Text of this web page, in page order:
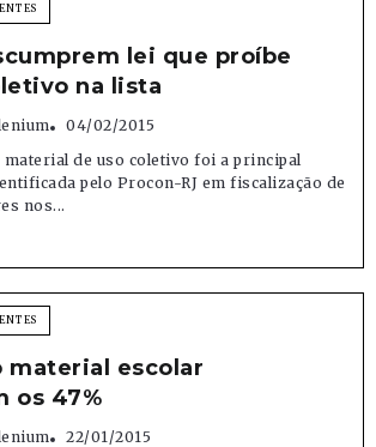
lei que proíbe
na lista
04/02/2015
de uso coletivo foi a principal
pelo Procon-RJ em fiscalização de
nos...
material escolar
os 47%
22/01/2015